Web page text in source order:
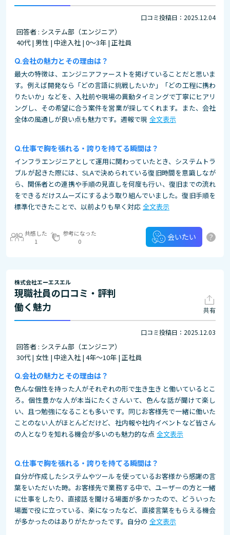
口コミ投稿日：2025.12.04
回答者 : システム部（エンジニア）
40代 | 男性 | 中途入社 | 0～3年 | 正社員
会社の魅力とその理由は？
最大の特徴は、エンジニアファーストを掲げていることだと思いま
す。例えば開発なら「どの言語に挑戦したいか」「どの工程に携わ
りたいか」などを、入社前や現場の異動タイミングで丁寧にヒアリ
ングし、その希望に合う案件を営業が探してくれます。また、会社
全体の風通しが良い点も魅力です。週報で現 全文表示
仕事で胸を張れる・誇りを持てる瞬間は？
インフラエンジニアとして運用に関わっていたとき、システムトラ
ブルが起きた際には、SLAで決められている復旧時間を意識しなが
ら、関係者との連携や手順の見直しを何度も行い、復旧までの流れ
をできるだけスムーズにするよう取り組んでいました。復旧手順を
標準化できたことで、以前よりも早く対応 全文表示
共感した
1
参考になった
0
会いたい ?
株式会社エーエスエル
現職社員の口コミ・評判
働く魅力
共有
口コミ投稿日：2025.12.03
回答者 : システム部（エンジニア）
30代 | 女性 | 中途入社 | 4年～10年 | 正社員
会社の魅力とその理由は？
色んな個性を持った人がそれぞれの形で生き生きと働いているとこ
ろ。個性豊かな人が本当にたくさんいて、色んな話が聞けて楽し
い、且つ勉強になることも多いです。同じお客様先で一緒に働いた
ことのない人がほとんどだけど、社内報や社内イベントなど皆さん
の人となりを知れる機会が多いのも魅力的な点 全文表示
仕事で胸を張れる・誇りを持てる瞬間は？
自分が作成したシステムやツールを使っているお客様から感謝の言
葉をいただいた時。お客様先で業務する中で、ユーザーの方と一緒
に仕事をしたり、直接話を聞ける場面が多かったので、どういった
場面で役に立っている、楽になったなど、直接言葉をもらえる機会
が多かったのはありがたかったです。自分の 全文表示